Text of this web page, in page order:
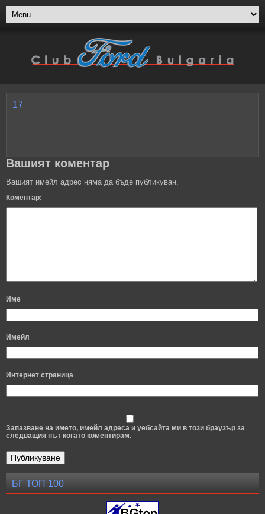
17
Вашият коментар
Вашият имейл адрес няма да бъде публикуван.
Коментар:
Име
Имейл
Интернет страница
Запазване на името, имейл адреса и уебсайта ми в този браузър за
следващия път когато коментирам.
БГ ТОП 100